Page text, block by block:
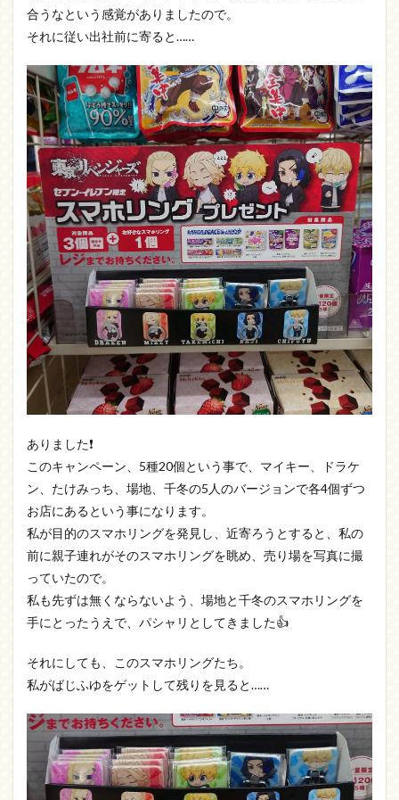
合うなという感覚がありましたので。
それに従い出社前に寄ると……
ありました❗
このキャンペーン、5種20個という事で、マイキー、ドラケ
ン、たけみっち、場地、千冬の5人のバージョンで各4個ずつ
お店にあるという事になります。
私が目的のスマホリングを発見し、近寄ろうとすると、私の
前に親子連れがそのスマホリングを眺め、売り場を写真に撮
っていたので。
私も先ずは無くならないよう、場地と千冬のスマホリングを
手にとったうえで、パシャリとしてきました👍️
それにしても、このスマホリングたち。
私がばじふゆをゲットして残りを見ると……